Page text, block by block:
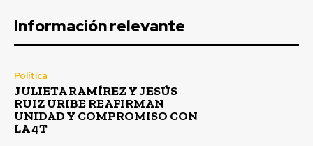
Información relevante
Política
JULIETA RAMÍREZ Y JESÚS
RUIZ URIBE REAFIRMAN
UNIDAD Y COMPROMISO CON
LA 4T